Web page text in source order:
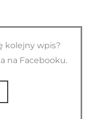
kolejny wpis?
na Facebooku.